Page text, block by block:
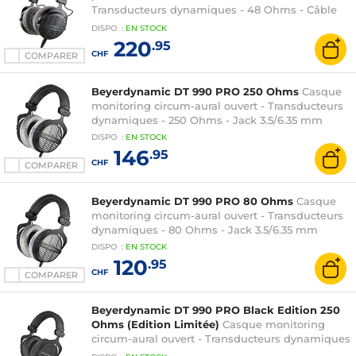
COMPARER
Transducteurs dynamiques - 48 Ohms - Câble
amovible - Jack 3.5/6.35 mm
DISPO : EN STOCK
CHF220.95
COMPARER
Beyerdynamic DT 990 PRO 250 Ohms Casque
monitoring circum-aural ouvert - Transducteurs
dynamiques - 250 Ohms - Jack 3.5/6.35 mm
DISPO : EN STOCK
CHF146.95
COMPARER
Beyerdynamic DT 990 PRO 80 Ohms Casque
monitoring circum-aural ouvert - Transducteurs
dynamiques - 80 Ohms - Jack 3.5/6.35 mm
DISPO : EN STOCK
CHF120.95
Beyerdynamic DT 990 PRO Black Edition 250
Ohms (Edition Limitée) Casque monitoring
circum-aural ouvert - Transducteurs dynamiques
- 250 Ohms - Jack 3.5/6.35 mm - Edition Limitée